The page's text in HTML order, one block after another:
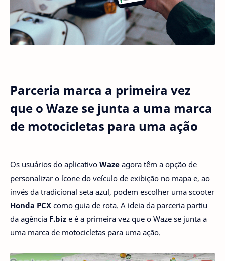
Parceria marca a primeira vez
que o Waze se junta a uma marca
de motocicletas para uma ação
Os usuários do aplicativo Waze agora têm a opção de
personalizar o ícone do veículo de exibição no mapa e, ao
invés da tradicional seta azul, podem escolher uma scooter
Honda PCX como guia de rota. A ideia da parceria partiu
da agência F.biz e é a primeira vez que o Waze se junta a
uma marca de motocicletas para uma ação.